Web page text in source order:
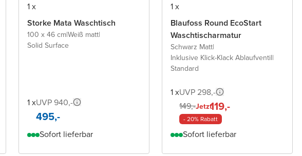
1 x
Storke Mata Waschtisch
100 x 46 cm|Weiß matt|
Solid Surface
1 xUVP 940,-
495,-
Sofort lieferbar
1 x
Blaufoss Round EcoStart
Waschtischarmatur
Schwarz Matt|
Inklusive Klick-Klack Ablaufventil|
Standard
1 xUVP 298,-
149,-Jetzt119,-
- 20% Rabatt
Sofort lieferbar